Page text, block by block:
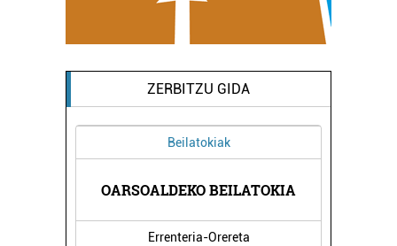
ZERBITZU GIDA
Beilatokiak
OARSOALDEKO BEILATOKIA
Errenteria-Orereta